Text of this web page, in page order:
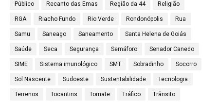
Público Recanto das Emas Região da 44 Religião
RGA Riacho Fundo Rio Verde Rondonópolis Rua
Samu Saneago Saneamento Santa Helena de Goiás
Saúde Seca Segurança Semáforo Senador Canedo
SIME Sistema imunológico SMT Sobradinho Socorro
Sol Nascente Sudoeste Sustentabilidade Tecnologia
Terrenos Tocantins Tomate Tráfico Trânsito